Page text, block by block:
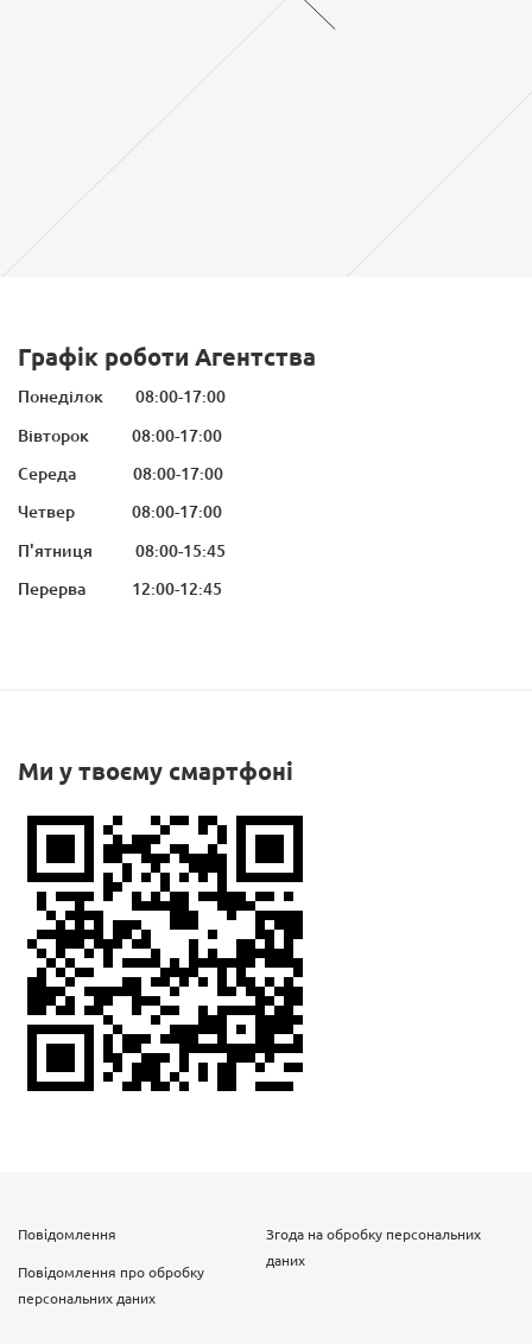
Графік роботи Агентства
Понеділок 08:00-17:00
Вівторок 08:00-17:00
Середа 08:00-17:00
Четвер 08:00-17:00
П'ятниця 08:00-15:45
Перерва 12:00-12:45
Ми у твоєму смартфоні
Повідомлення
Повідомлення про обробку
персональних даних
Згода на обробку персональних
даних